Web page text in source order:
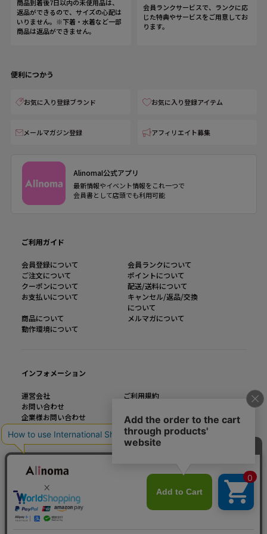
商品到着後7日以内の未使用品は、
返品ができるので、サイズの心配は
いりません。※下着・水着など一部
商品は返品ができません。
会員ランクサービスで、ランクに応
じた特典やサービスをご用意してお
ります。
便利につかう
お気に入り登録ブランド お気に入り登録アイテム
メールマガジン登録 アフィリエイト募集
AlinomaI公式アプリ
最新情報やイベント情報をこれ一つで
会員書として店頭でも利用可能
ご利用ガイド
会員登録について
会員ランクについて
ご注文について
ポイントについて
クーポンについて
配送/送料について
お支払いについて
キャンセル/返品/交換
について
商品について
メルマガについて
動作環境について
インフォメーション
運営会社
ご利用規約
お問い合わせ
企業様お問い合わせ
個人情報の取り扱い
大きいサイズのファッション通販【Alinoma】
「Alinoma（アリノマ）は人気ブランドの大きいサイズアイテムを豊富に取りそろ